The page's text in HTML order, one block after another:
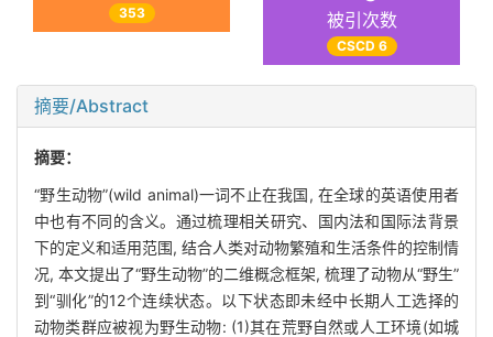
353 被引次数
CSCD 6
摘要/Abstract
摘要：
“野生动物”(wild animal)一词不止在我国, 在全球的英语使用者
中也有不同的含义。通过梳理相关研究、国内法和国际法背景
下的定义和适用范围, 结合人类对动物繁殖和生活条件的控制情
况, 本文提出了“野生动物”的二维概念框架, 梳理了动物从“野生”
到“驯化”的12个连续状态。以下状态即未经中长期人工选择的
动物类群应被视为野生动物: (1)其在荒野自然或人工环境(如城